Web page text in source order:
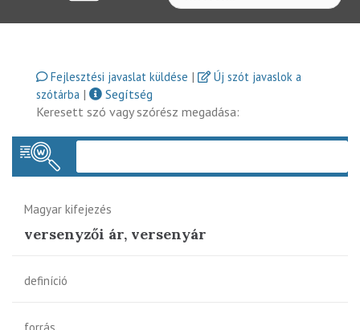
Fejlesztési javaslat küldése |
Új szót javaslok a
szótárba |
Segítség
Keresett szó vagy szórész megadása:
Magyar kifejezés
versenyzői ár, versenyár
definíció
forrás